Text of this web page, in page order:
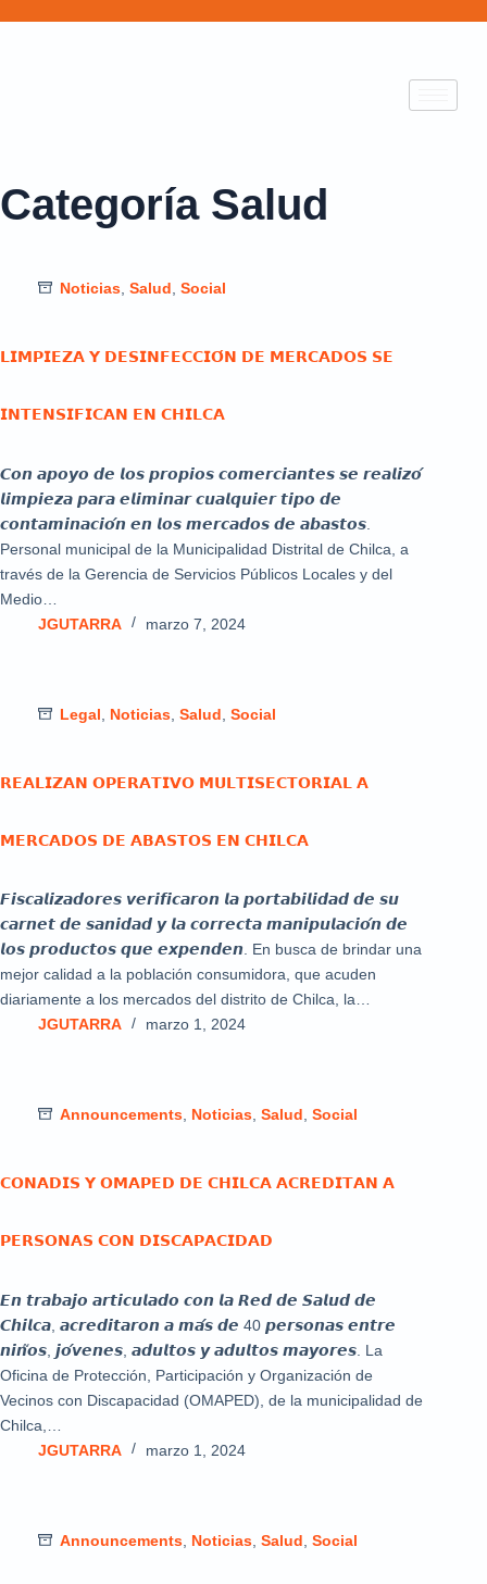
CategoríaSalud
Noticias Salud Social
𝗟𝗜𝗠𝗣𝗜𝗘𝗭𝗔 𝗬 𝗗𝗘𝗦𝗜𝗡𝗙𝗘𝗖𝗖𝗜𝗢́𝗡 𝗗𝗘 𝗠𝗘𝗥𝗖𝗔𝗗𝗢𝗦 𝗦𝗘
𝗜𝗡𝗧𝗘𝗡𝗦𝗜𝗙𝗜𝗖𝗔𝗡 𝗘𝗡 𝗖𝗛𝗜𝗟𝗖𝗔
𝘾𝙤𝙣 𝙖𝙥𝙤𝙮𝙤 𝙙𝙚 𝙡𝙤𝙨 𝙥𝙧𝙤𝙥𝙞𝙤𝙨 𝙘𝙤𝙢𝙚𝙧𝙘𝙞𝙖𝙣𝙩𝙚𝙨 𝙨𝙚 𝙧𝙚𝙖𝙡𝙞𝙯𝙤́
𝙡𝙞𝙢𝙥𝙞𝙚𝙯𝙖 𝙥𝙖𝙧𝙖 𝙚𝙡𝙞𝙢𝙞𝙣𝙖𝙧 𝙘𝙪𝙖𝙡𝙦𝙪𝙞𝙚𝙧 𝙩𝙞𝙥𝙤 𝙙𝙚
𝙘𝙤𝙣𝙩𝙖𝙢𝙞𝙣𝙖𝙘𝙞𝙤́𝙣 𝙚𝙣 𝙡𝙤𝙨 𝙢𝙚𝙧𝙘𝙖𝙙𝙤𝙨 𝙙𝙚 𝙖𝙗𝙖𝙨𝙩𝙤𝙨.
Personal municipal de la Municipalidad Distrital de Chilca, a
través de la Gerencia de Servicios Públicos Locales y del
Medio…
JGUTARRA
marzo 7, 2024
Legal Noticias Salud Social
𝗥𝗘𝗔𝗟𝗜𝗭𝗔𝗡 𝗢𝗣𝗘𝗥𝗔𝗧𝗜𝗩𝗢 𝗠𝗨𝗟𝗧𝗜𝗦𝗘𝗖𝗧𝗢𝗥𝗜𝗔𝗟 𝗔
𝗠𝗘𝗥𝗖𝗔𝗗𝗢𝗦 𝗗𝗘 𝗔𝗕𝗔𝗦𝗧𝗢𝗦 𝗘𝗡 𝗖𝗛𝗜𝗟𝗖𝗔
𝙁𝙞𝙨𝙘𝙖𝙡𝙞𝙯𝙖𝙙𝙤𝙧𝙚𝙨 𝙫𝙚𝙧𝙞𝙛𝙞𝙘𝙖𝙧𝙤𝙣 𝙡𝙖 𝙥𝙤𝙧𝙩𝙖𝙗𝙞𝙡𝙞𝙙𝙖𝙙 𝙙𝙚 𝙨𝙪
𝙘𝙖𝙧𝙣𝙚𝙩 𝙙𝙚 𝙨𝙖𝙣𝙞𝙙𝙖𝙙 𝙮 𝙡𝙖 𝙘𝙤𝙧𝙧𝙚𝙘𝙩𝙖 𝙢𝙖𝙣𝙞𝙥𝙪𝙡𝙖𝙘𝙞𝙤́𝙣 𝙙𝙚
𝙡𝙤𝙨 𝙥𝙧𝙤𝙙𝙪𝙘𝙩𝙤𝙨 𝙦𝙪𝙚 𝙚𝙭𝙥𝙚𝙣𝙙𝙚𝙣. En busca de brindar una
mejor calidad a la población consumidora, que acuden
diariamente a los mercados del distrito de Chilca, la…
JGUTARRA
marzo 1, 2024
Announcements Noticias Salud Social
𝗖𝗢𝗡𝗔𝗗𝗜𝗦 𝗬 𝗢𝗠𝗔𝗣𝗘𝗗 𝗗𝗘 𝗖𝗛𝗜𝗟𝗖𝗔 𝗔𝗖𝗥𝗘𝗗𝗜𝗧𝗔𝗡 𝗔
𝗣𝗘𝗥𝗦𝗢𝗡𝗔𝗦 𝗖𝗢𝗡 𝗗𝗜𝗦𝗖𝗔𝗣𝗔𝗖𝗜𝗗𝗔𝗗
𝙀𝙣 𝙩𝙧𝙖𝙗𝙖𝙟𝙤 𝙖𝙧𝙩𝙞𝙘𝙪𝙡𝙖𝙙𝙤 𝙘𝙤𝙣 𝙡𝙖 𝙍𝙚𝙙 𝙙𝙚 𝙎𝙖𝙡𝙪𝙙 𝙙𝙚
𝘾𝙝𝙞𝙡𝙘𝙖, 𝙖𝙘𝙧𝙚𝙙𝙞𝙩𝙖𝙧𝙤𝙣 𝙖 𝙢𝙖́𝙨 𝙙𝙚 40 𝙥𝙚𝙧𝙨𝙤𝙣𝙖𝙨 𝙚𝙣𝙩𝙧𝙚
𝙣𝙞𝙣̃𝙤𝙨, 𝙟𝙤́𝙫𝙚𝙣𝙚𝙨, 𝙖𝙙𝙪𝙡𝙩𝙤𝙨 𝙮 𝙖𝙙𝙪𝙡𝙩𝙤𝙨 𝙢𝙖𝙮𝙤𝙧𝙚𝙨. La
Oficina de Protección, Participación y Organización de
Vecinos con Discapacidad (OMAPED), de la municipalidad de
Chilca,…
JGUTARRA
marzo 1, 2024
Announcements Noticias Salud Social